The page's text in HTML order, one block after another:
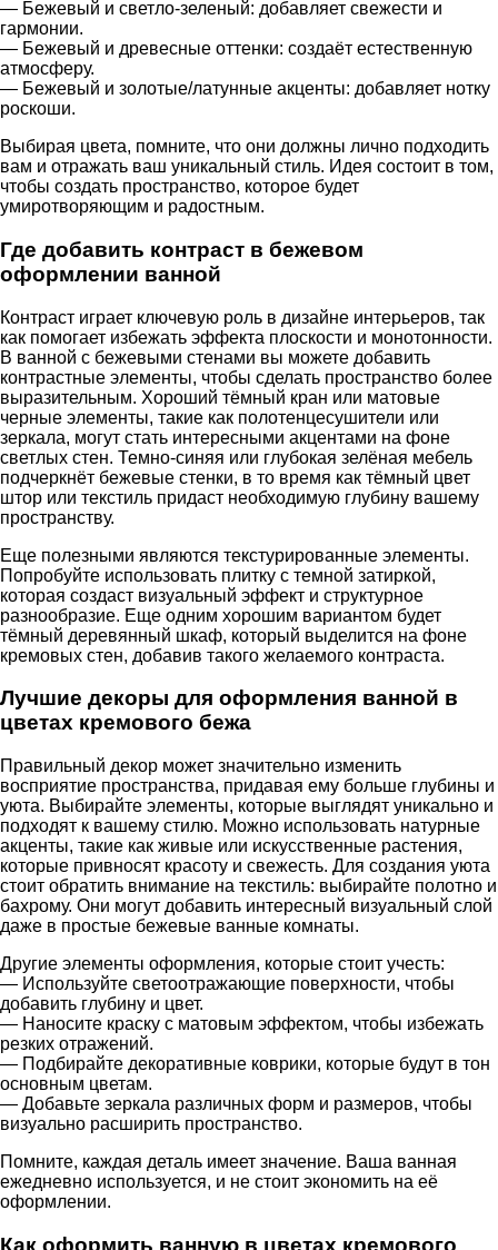
— Бежевый и светло-зеленый: добавляет свежести и
гармонии.
— Бежевый и древесные оттенки: создаёт естественную
атмосферу.
— Бежевый и золотые/латунные акценты: добавляет нотку
роскоши.
Выбирая цвета, помните, что они должны лично подходить
вам и отражать ваш уникальный стиль. Идея состоит в том,
чтобы создать пространство, которое будет
умиротворяющим и радостным.
Где добавить контраст в бежевом
оформлении ванной
Контраст играет ключевую роль в дизайне интерьеров, так
как помогает избежать эффекта плоскости и монотонности.
В ванной с бежевыми стенами вы можете добавить
контрастные элементы, чтобы сделать пространство более
выразительным. Хороший тёмный кран или матовые
черные элементы, такие как полотенцесушители или
зеркала, могут стать интересными акцентами на фоне
светлых стен. Темно-синяя или глубокая зелёная мебель
подчеркнёт бежевые стенки, в то время как тёмный цвет
штор или текстиль придаст необходимую глубину вашему
пространству.
Еще полезными являются текстурированные элементы.
Попробуйте использовать плитку с темной затиркой,
которая создаст визуальный эффект и структурное
разнообразие. Еще одним хорошим вариантом будет
тёмный деревянный шкаф, который выделится на фоне
кремовых стен, добавив такого желаемого контраста.
Лучшие декоры для оформления ванной в
цветах кремового бежа
Правильный декор может значительно изменить
восприятие пространства, придавая ему больше глубины и
уюта. Выбирайте элементы, которые выглядят уникально и
подходят к вашему стилю. Можно использовать натурные
акценты, такие как живые или искусственные растения,
которые привносят красоту и свежесть. Для создания уюта
стоит обратить внимание на текстиль: выбирайте полотно и
бахрому. Они могут добавить интересный визуальный слой
даже в простые бежевые ванные комнаты.
Другие элементы оформления, которые стоит учесть:
— Используйте светоотражающие поверхности, чтобы
добавить глубину и цвет.
— Наносите краску с матовым эффектом, чтобы избежать
резких отражений.
— Подбирайте декоративные коврики, которые будут в тон
основным цветам.
— Добавьте зеркала различных форм и размеров, чтобы
визуально расширить пространство.
Помните, каждая деталь имеет значение. Ваша ванная
ежедневно используется, и не стоит экономить на её
оформлении.
Как оформить ванную в цветах кремового